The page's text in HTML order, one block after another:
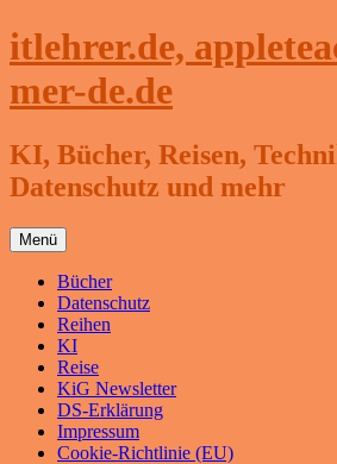
Zum
Inhalt
itlehrer.de,
mer-de.de
KI, Bücher, Reisen,
Datenschutz und mehr
Menü
Bücher
Datenschutz
Reihen
KI
Reise
KiG Newsletter
DS-Erklärung
Impressum
Cookie-Richtlinie (EU)